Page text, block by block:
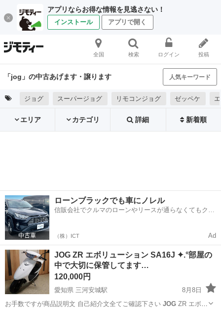
アプリならお得な情報を見逃さない！
インストール アプリで開く
全国 検索 ログイン 投稿
「jog」の中古あげます・譲ります 人気キーワード
ジョグ スーパージョグ リモコンジョグ ゼッペケ
エリア カテゴリ 詳細 新着順
ローンブラックでも車にノレル
信販会社でクルマのローンやリースが通らなくてもクル
（株）ICT Ad
JOG ZR エボリューション SA16J ✦.°部屋の
中で大切に保管してます…
120,000円
愛知県 三河安城駅
8月8日
お手数ですが商品説明文 自己紹介文全てご確認下さい JOGZR エボリ